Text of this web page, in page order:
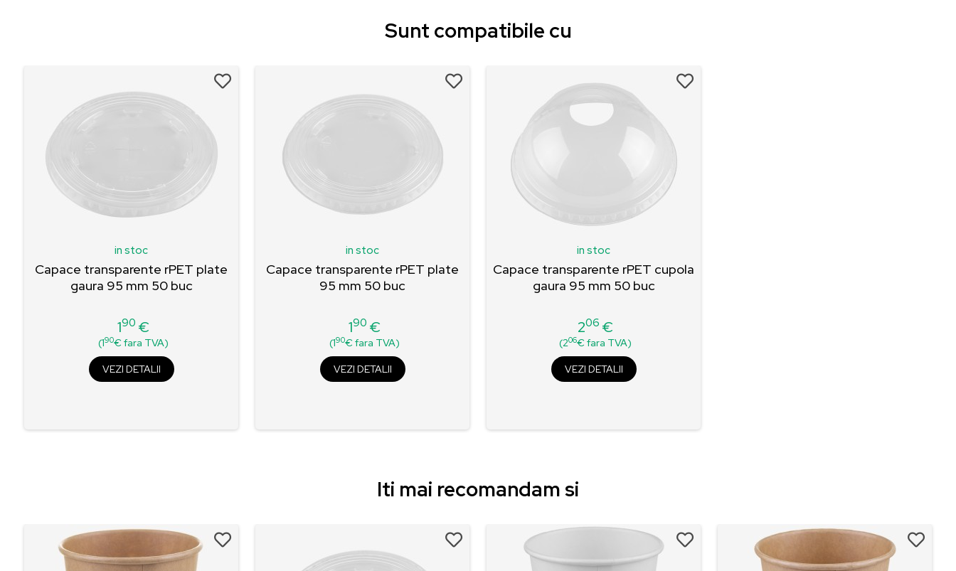
Sunt compatibile cu
in stoc
Capace transparente rPET plate
gaura 95 mm 50 buc
Pret
190 €
(190€ fara TVA)
VEZI DETALII
in stoc
Capace transparente rPET plate
95 mm 50 buc
Pret
190 €
(190€ fara TVA)
VEZI DETALII
in stoc
Capace transparente rPET cupola
gaura 95 mm 50 buc
Pret
206 €
(206€ fara TVA)
VEZI DETALII
Iti mai recomandam si